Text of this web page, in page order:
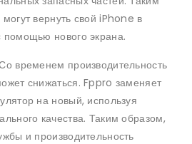
вернуть свой iPhone в
помощью нового экрана.
временем производительность
снижаться. Fppro заменяет
на новый, используя
качества. Таким образом,
и производительность